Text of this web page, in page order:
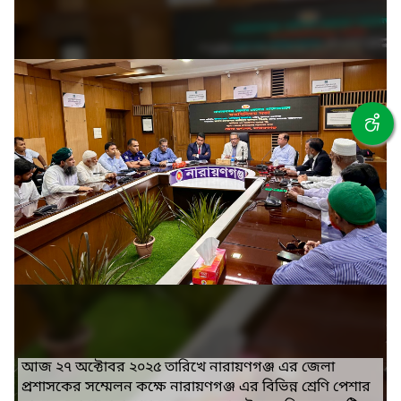
আজ ২৮ অক্টোবর ২০২৫ তারিখে রেলপথ মন্ত্রণালয়ে অনুষ্ঠিত
"অডিট আপত্তি নিষ্পত্তিকরণ প্রক্রিয়া তরান্বিত করা ও অডিট
❮ ❯